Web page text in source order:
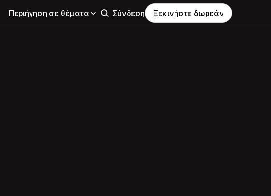
Περιήγηση σε θέματα Σύνδεση Ξεκινήστε δωρεάν